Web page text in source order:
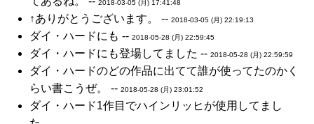
2018-03-05 (月) 17:41:48
↑ありがとうございます。 -- 2018-03-05 (月) 22:19:13
ダイ・ハードにも -- 2018-05-28 (月) 22:59:45
ダイ・ハードにも登場してました -- 2018-05-28 (月) 22:59:59
ダイ・ハードのどの作品に出てて誰が使ってたのかく
らい書こうぜ。 -- 2018-05-28 (月) 23:01:52
ダイ・ハード1作目でハインリッヒが使用してまし